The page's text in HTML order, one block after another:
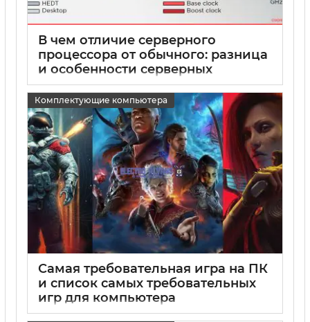
В чем отличие серверного
процессора от обычного: разница
и особенности серверных
процессоров
15 05 2025 0
Комплектующие компьютера
Самая требовательная игра на ПК
и список самых требовательных
игр для компьютера